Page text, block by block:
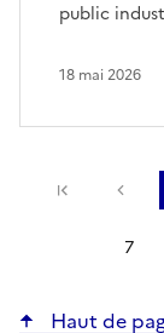
public
18 mai 2026
Première page
Page
7
Haut de